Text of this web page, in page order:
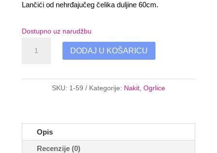
Lančići od nehrđajučeg čelika duljine 60cm.
Dostupno uz narudžbu
najbolje
cvijeću
DODAJ U KOŠARICU
SKU: 1-59 Kategorije: Nakit, Ogrlice
Opis
Recenzije (0)